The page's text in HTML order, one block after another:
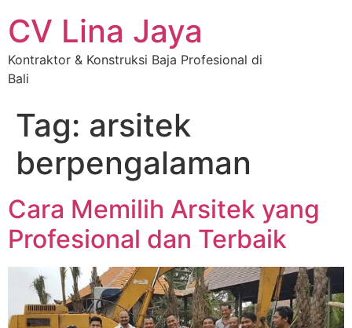
CV Lina Jaya
Kontraktor & Konstruksi Baja Profesional di
Bali
Tag: arsitek
berpengalaman
Cara Memilih Arsitek yang
Profesional dan Terbaik